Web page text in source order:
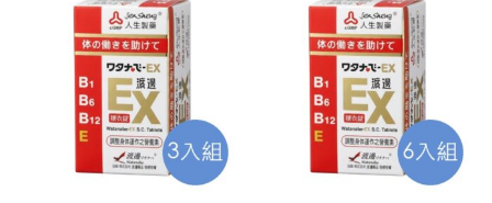
始
價
格：
NT$ 1,650。
前
價
格：
NT$ 1,271。
始
價
格：
NT$
前
價
格：
NT$